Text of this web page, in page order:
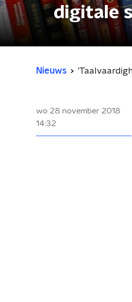
digitale
Nieuws
wo 28 november 2018
14:32